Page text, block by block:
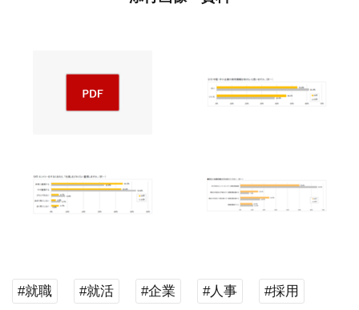
#就職 #就活 #企業 #人事 #採用